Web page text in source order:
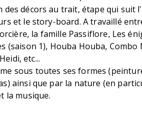
des décors au trait, étape qui suit
et le story-board. A travaillé
la famille Passiflore, Les
(saison 1), Houba Houba, Combo
etc...
sous toutes ses formes
ainsi que par la nature (en
la musique.